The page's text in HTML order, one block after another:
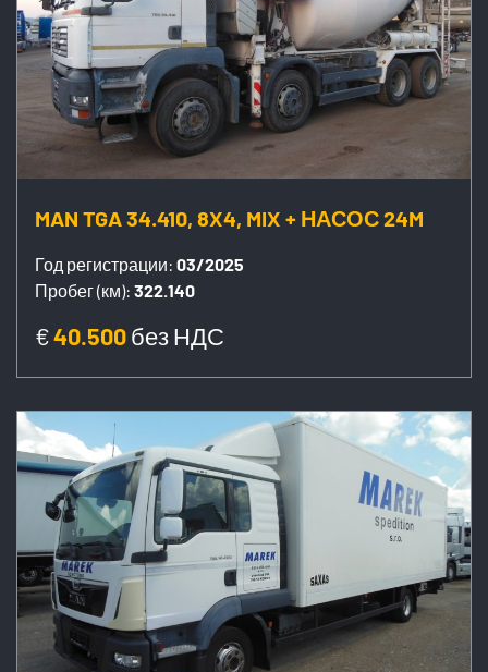
MAN TGA 34.410, 8X4, MIX + НАСОС 24M
Год регистрации: 03/2025
Пробег (км): 322.140
€40.500без НДС